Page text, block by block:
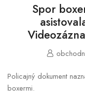
Spor
Policajný dokument
boxermi.